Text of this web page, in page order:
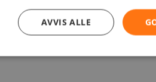
AVVIS ALLE